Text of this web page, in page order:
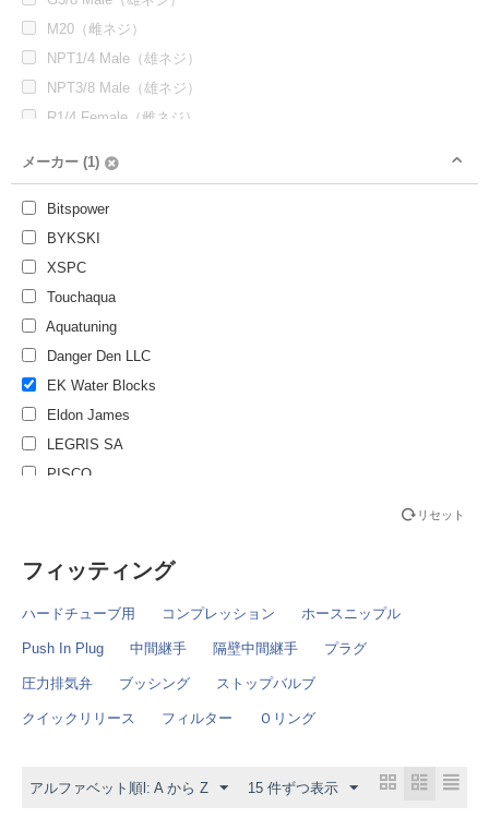
M20（雌ネジ）
NPT1/4 Male（雄ネジ）
NPT3/8 Male（雄ネジ）
R1/4 Female（雌ネジ）
UNC #9/16
なし
メーカー (1)
Bitspower
BYKSKI
XSPC
Touchaqua
Aquatuning
Danger Den LLC
EK Water Blocks
Eldon James
LEGRIS SA
PISCO
リセット
フィッティング
ハードチューブ用 コンプレッション ホースニップル
Push In Plug 中間継手 隔壁中間継手 プラグ
圧力排気弁 ブッシング ストップバルブ
クイックリリース フィルター Ｏリング
アルファベット順l: A から Z 15 件ずつ表示